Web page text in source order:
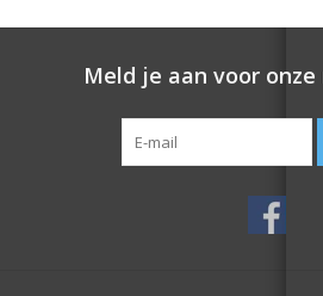
Meld je aan voor